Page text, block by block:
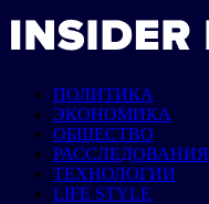
ПОЛИТИКА
ЭКОНОМИКА
ОБЩЕСТВО
РАССЛЕДОВАНИЯ
ТЕХНОЛОГИИ
LIFE STYLE